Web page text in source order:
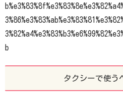
b
タクシーで使う